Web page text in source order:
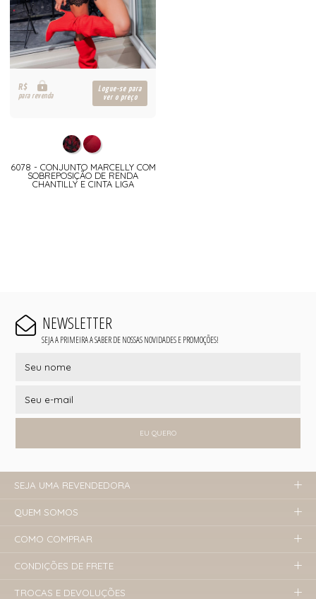
R$
para revenda
Logue-se para
ver o preço
6078 - CONJUNTO MARCELLY COM
SOBREPOSIÇÃO DE RENDA
CHANTILLY E CINTA LIGA
NEWSLETTER
SEJA A PRIMEIRA A SABER DE NOSSAS NOVIDADES E PROMOÇÕES!
EU QUERO
SEJA UMA REVENDEDORA
QUEM SOMOS
COMO COMPRAR
CONDIÇÕES DE FRETE
TROCAS E DEVOLUÇÕES